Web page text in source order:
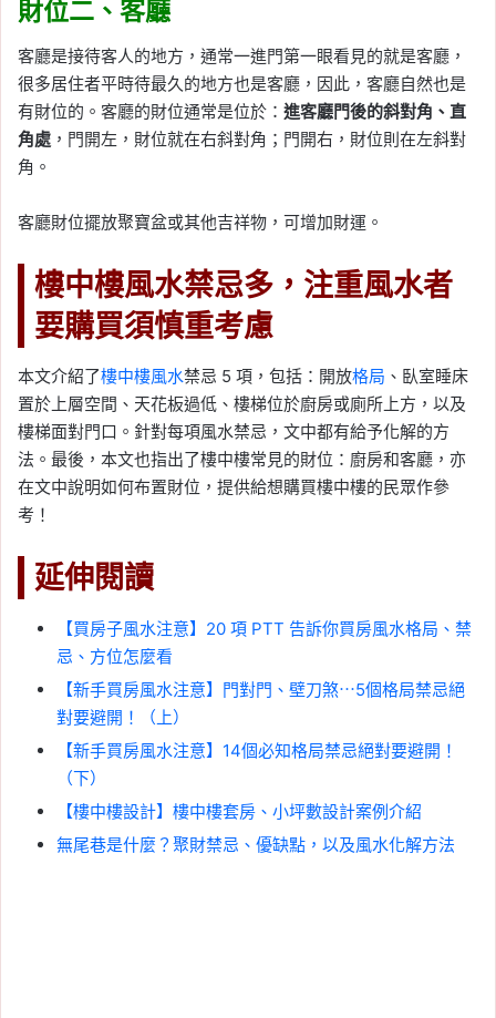
財位二、客廳
客廳是接待客人的地方，通常一進門第一眼看見的就是客廳，
很多居住者平時待最久的地方也是客廳，因此，客廳自然也是
有財位的。客廳的財位通常是位於： 進客廳門後的斜對角、直
角處 ，門開左，財位就在右斜對角；門開右，財位則在左斜對
角。
客廳財位擺放聚寶盆或其他吉祥物，可增加財運。
樓中樓風水禁忌多，注重風水者
要購買須慎重考慮
本文介紹了樓中樓風水禁忌 5 項，包括：開放格局 、臥室睡床
置於上層空間、天花板過低、樓梯位於廚房或廁所上方，以及
樓梯面對門口。針對每項風水禁忌，文中都有給予化解的方
法。最後，本文也指出了樓中樓常見的財位：廚房和客廳，亦
在文中說明如何布置財位，提供給想購買樓中樓的民眾作參
考！
延伸閱讀
【買房子風水注意】20 項 PTT 告訴你買房風水格局、禁
忌、方位怎麼看
【新手買房風水注意】門對門、壁刀煞⋯5個格局禁忌絕
對要避開！（上）
【新手買房風水注意】14個必知格局禁忌絕對要避開！
（下）
【樓中樓設計】樓中樓套房、小坪數設計案例介紹
無尾巷是什麼？聚財禁忌、優缺點，以及風水化解方法